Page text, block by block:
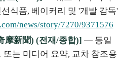
식품, 베이커리 및 '개발 감독'
news/story/7270/9371576
摩新聞) (전재/종합)] — 동일
는 미디어 요약, 교차 참조용